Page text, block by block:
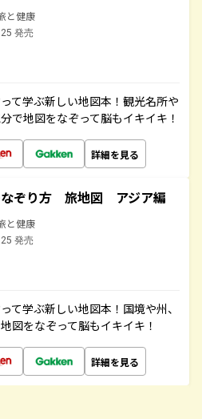
と健康
発売
て学ぶ新しい地図本！観光名所や
で地図をなぞって脳もイキイキ！
詳細を見る
なぞり方 旅地図 アジア編
と健康
発売
て学ぶ新しい地図本！国境や州、
図をなぞって脳もイキイキ！
詳細を見る